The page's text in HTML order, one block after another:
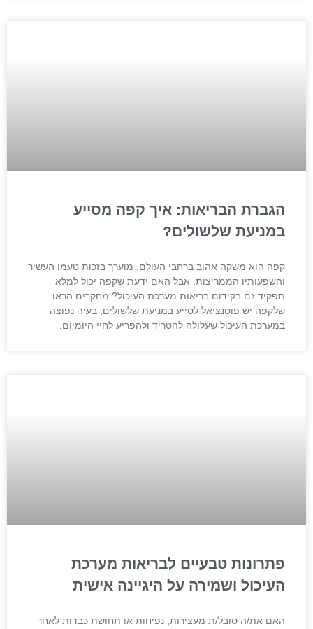
הגברת הבריאות: איך קפה מסייע
במניעת שלשולים?
קפה הוא משקה אהוב ברחבי העולם, מוערך בזכות טעמו העשיר
והשפעותיו הממריצות. אבל האם ידעת שקפה יכול למלא
תפקיד גם בקידום בריאות מערכת העיכול? מחקרים הראו
שלקפה יש פוטנציאל לסייע במניעת שלשולים, בעיה נפוצה
במערכת העיכול שעלולה להטריד ולהפריע לחיי היומיום.
פתרונות טבעיים לבריאות מערכת
העיכול ושמירה על היגיינה אישית
האם את/ה סובל/ת מעצירות, נפיחות או תחושת כבדות לאחר